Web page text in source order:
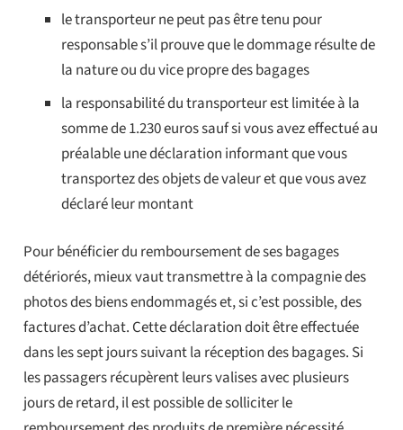
le transporteur ne peut pas être tenu pour
responsable s’il prouve que le dommage résulte de
la nature ou du vice propre des bagages
la responsabilité du transporteur est limitée à la
somme de 1.230 euros sauf si vous avez effectué au
préalable une déclaration informant que vous
transportez des objets de valeur et que vous avez
déclaré leur montant
Pour bénéficier du remboursement de ses bagages
détériorés, mieux vaut transmettre à la compagnie des
photos des biens endommagés et, si c’est possible, des
factures d’achat. Cette déclaration doit être effectuée
dans les sept jours suivant la réception des bagages. Si
les passagers récupèrent leurs valises avec plusieurs
jours de retard, il est possible de solliciter le